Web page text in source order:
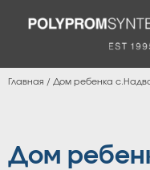
Главная / Дом ребенка
Дом